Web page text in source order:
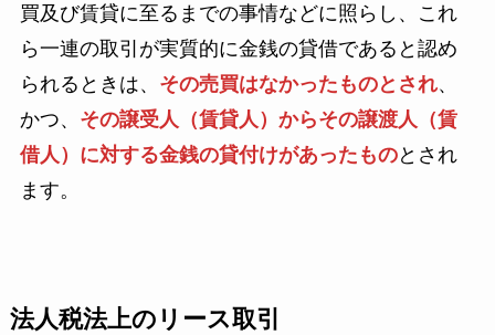
買及び賃貸に至るまでの事情などに照らし、これ
ら一連の取引が実質的に金銭の貸借であると認め
られるときは、 その売買はなかったものとされ、
かつ、 その譲受人（賃貸人）からその譲渡人（賃
借人）に対する金銭の貸付けがあったものとされ
ます。
法人税法上のリース取引